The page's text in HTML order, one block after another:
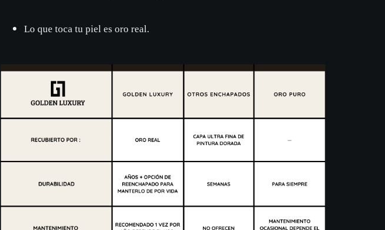
Lo que toca tu piel es oro real.